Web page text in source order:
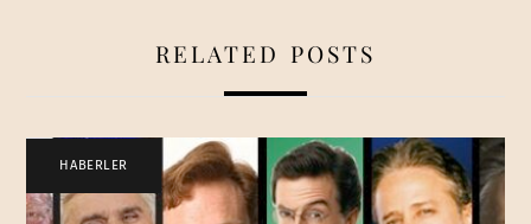
RELATED POSTS
HABERLER